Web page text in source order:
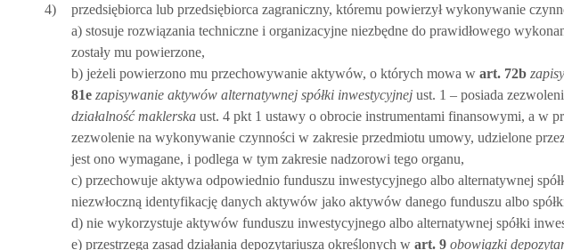
4)
przedsiębiorca lub przedsiębiorca zagraniczny, któremu powierzył wykonywanie
a) stosuje rozwiązania techniczne i organizacyjne niezbędne do prawidłowego
zostały mu powierzone,
b) jeżeli powierzono mu przechowywanie aktywów, o których mowa w art. 72b
81e zapisywanie aktywów alternatywnej spółki inwestycyjnej ust. 1 – posiada
działalność maklerska ust. 4 pkt 1 ustawy o obrocie instrumentami finansowymi, a w
zezwolenie na wykonywanie czynności w zakresie przedmiotu umowy, udzielone
jest ono wymagane, i podlega w tym zakresie nadzorowi tego organu,
c) przechowuje aktywa odpowiednio funduszu inwestycyjnego albo alternatywnej
niezwłoczną identyfikację danych aktywów jako aktywów danego funduszu albo
d) nie wykorzystuje aktywów funduszu inwestycyjnego albo alternatywnej spółki
e) przestrzega zasad działania depozytariusza określonych w art. 9 obowiązki